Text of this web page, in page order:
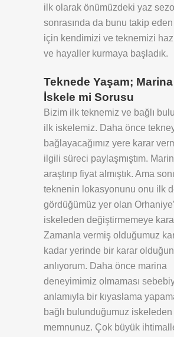
ilk olarak önümüzdeki yaz
sonrasında da bunu takip
için kendimizi ve teknemizi
ve hayaller kurmaya başladık.
Teknede Yaşam; Marina
İskele mi Sorusu
Bizim ilk teknemiz ve bağlı
ilk iskelemiz. Daha önce
bağlayacağımız yere karar
ilgili süreci paylaşmıştım.
araştırıp fiyat almıştık. Ama
teknenin lokasyonunu onu ilk
gördüğümüz yer olan
iskeleden değiştirmemeye
Zamanla vermiş olduğumuz
kadar yerinde bir karar
anlıyorum. Daha önce marina
deneyimimiz olmaması
anlamıyla bir kıyaslama
bağlı bulunduğumuz
memnunuz. Çok büyük